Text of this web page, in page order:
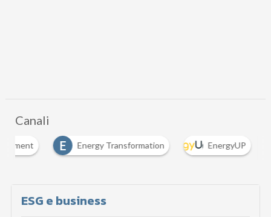
Canali
E Energy Transformation EnergyUP
ESG e business